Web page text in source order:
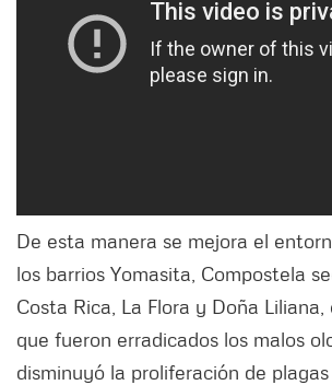
De esta manera se mejora el
los barrios Yomasita, Compostela
Costa Rica, La Flora y Doña
que fueron erradicados los malos
disminuyó la proliferación de